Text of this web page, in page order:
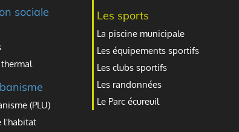
sociale
(PLU)
l'habitat
Les sports
La piscine municipale
Les équipements sportifs
Les clubs sportifs
Les randonnées
Le Parc écureuil